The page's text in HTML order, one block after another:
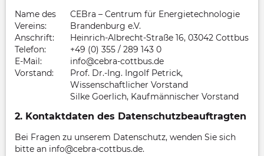
Name des
Vereins:
CEBra – Centrum für Energietechnologie
Brandenburg e.V.
Anschrift:
Heinrich-Albrecht-Straße 16, 03042 Cottbus
Telefon:
+49 (0) 355 / 289 143 0
E-Mail:
info@cebra-cottbus.de
Vorstand:
Prof. Dr.-Ing. Ingolf Petrick,
Wissenschaftlicher Vorstand
Silke Goerlich, Kaufmännischer Vorstand
2. Kontaktdaten des Datenschutzbeauftragten
Bei Fragen zu unserem Datenschutz, wenden Sie sich
bitte an info@cebra-cottbus.de.